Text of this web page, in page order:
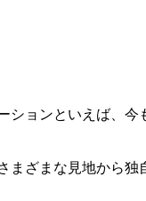
ションといえば、
まざまな見地から